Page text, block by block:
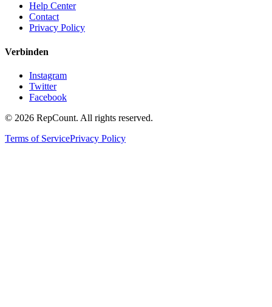
Help Center
Contact
Privacy Policy
Verbinden
Instagram
Twitter
Facebook
© 2026 RepCount. All rights reserved.
Terms of ServicePrivacy Policy